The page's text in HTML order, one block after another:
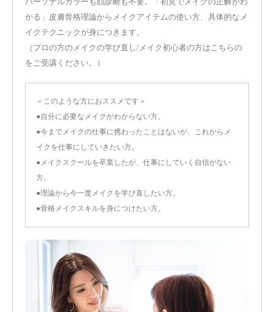
かる」皮膚骨格理論からメイクアイテムの使い方、具体的なメ
イクテクニックが身につきます。
（プロの方のメイクの学び直し/メイク初心者の方はこちらの
をご受講ください。）
＜このような方におススメです＞
●自分に必要なメイクがわからない方。
●今までメイクの仕事に携わったことはないが、これからメ
イクを仕事にしていきたい方。
●メイクスクールを卒業したが、仕事にしていく自信がない
方。
●理論から今一度メイクを学び直したい方。
●骨格メイクスキルを身につけたい方。